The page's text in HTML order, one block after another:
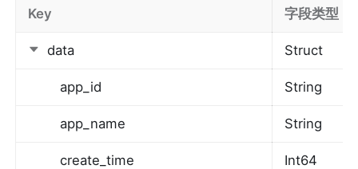
Key 字段类型
data Struct
app_id String
app_name String
create_time Int64